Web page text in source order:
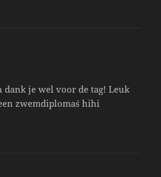
dank je wel voor de tag! Leuk
zwemdiploma`s hihi